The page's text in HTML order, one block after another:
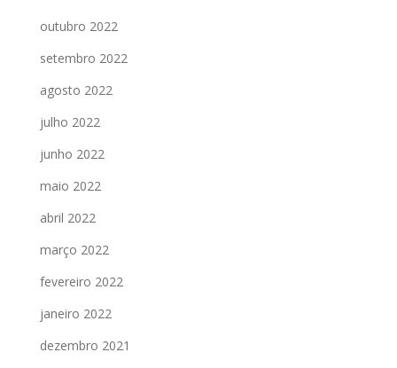
outubro 2022
setembro 2022
agosto 2022
julho 2022
junho 2022
maio 2022
abril 2022
março 2022
fevereiro 2022
janeiro 2022
dezembro 2021